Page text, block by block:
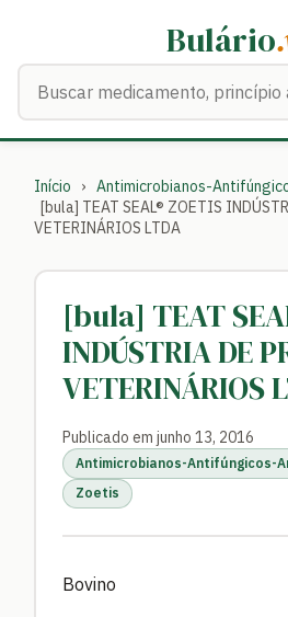
Bulário
Início › Antimicrobianos-
[bula] TEAT SEAL® ZOETIS
VETERINÁRIOS LTDA
[bula] TEAT
INDÚSTRIA DE
VETERINÁRIOS
Publicado em junho 13, 2016
Antimicrobianos-Antifúngicos-
Zoetis
Bovino